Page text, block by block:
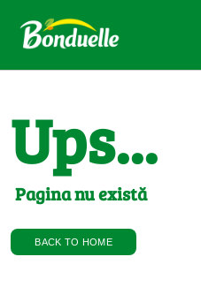
Ups...
Pagina nu există
BACK TO HOME